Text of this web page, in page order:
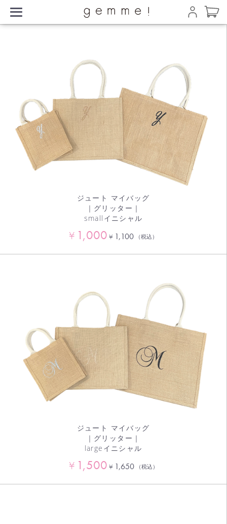
ジュート マイバッグ
｜グリッター｜
smallイニシャル
¥ 1,000 ¥ 1,100 （税込）
ジュート マイバッグ
｜グリッター｜
largeイニシャル
¥ 1,500 ¥ 1,650 （税込）